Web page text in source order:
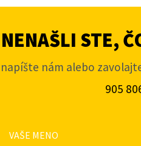
NENAŠLI STE,
napíšte nám alebo
905
VAŠE MENO